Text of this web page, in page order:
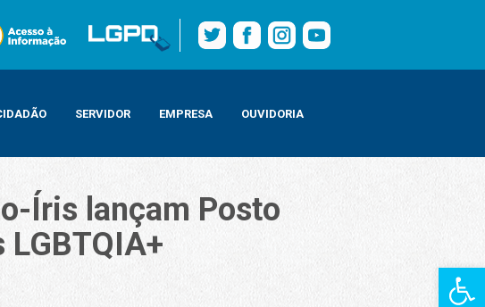
Barra de
SERVIDOR EMPRESA OUVIDORIA
Íris lançam Posto
para pessoas LGBTQIA+